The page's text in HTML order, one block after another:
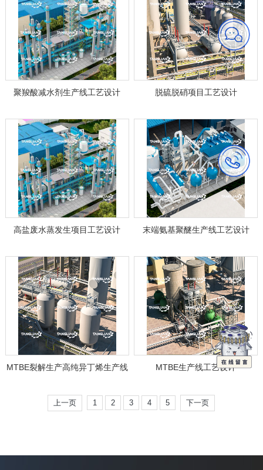
聚羧酸减水剂生产线工艺设计 脱硫脱硝项目工艺设计
高盐废水蒸发生项目工艺设计 末端氨基聚醚生产线工艺设计
MTBE裂解生产高纯异丁烯生产线 MTBE生产线工艺设计
上一页 1 2 3 4 5 下一页